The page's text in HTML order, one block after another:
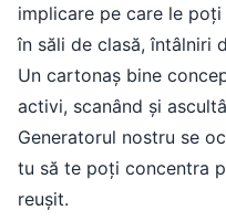
implicare pe care le
în săli de clasă, întâlniri
Un cartonaș bine
activi, scanând și
Generatorul nostru se
tu să te poți concentra
reușit.